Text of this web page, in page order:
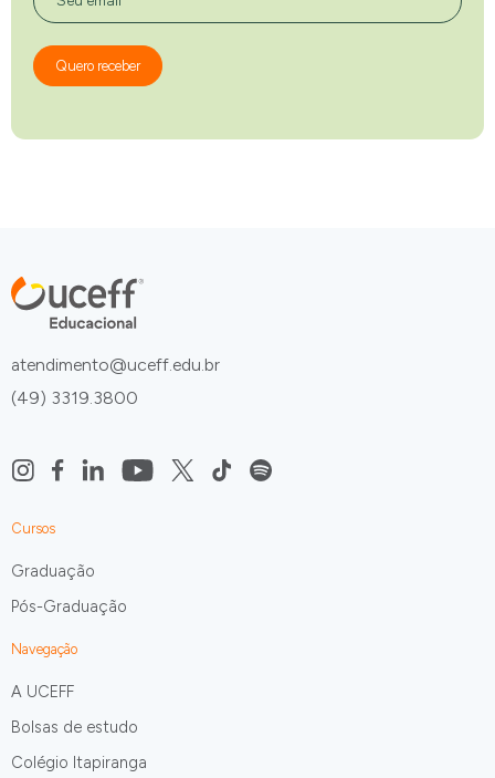
Quero receber
atendimento@uceff.edu.br
(49) 3319.3800
Cursos
Graduação
Pós-Graduação
Navegação
A UCEFF
Bolsas de estudo
Colégio Itapiranga